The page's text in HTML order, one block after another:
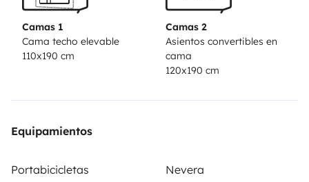
Camas 1
Cama techo elevable
110x190 cm
Camas 2
Asientos convertibles en
cama
120x190 cm
Equipamientos
Portabicicletas
Nevera